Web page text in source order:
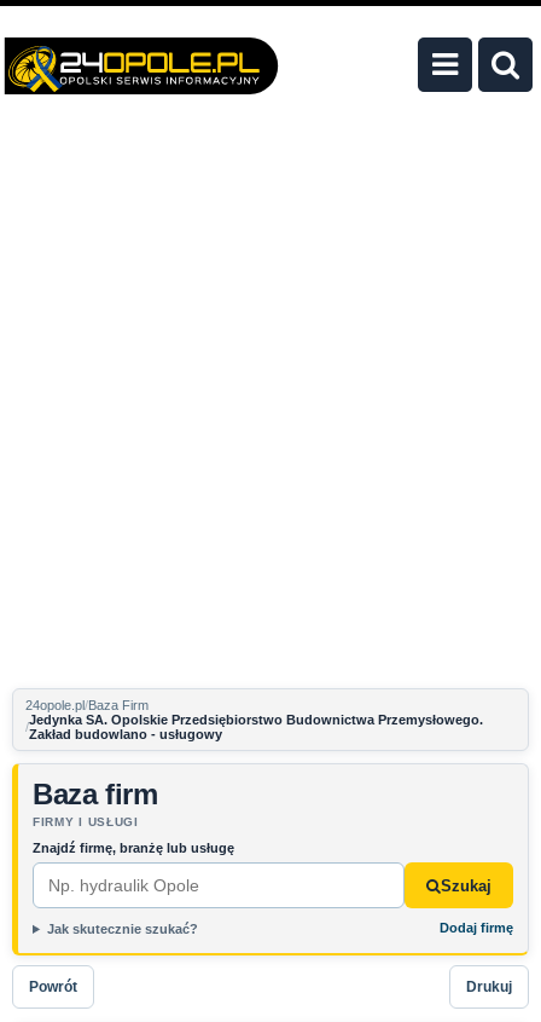
24opole.pl Baza Firm
Jedynka SA. Opolskie Przedsiębiorstwo Budownictwa Przemysłowego.
Zakład budowlano - usługowy
Baza firm
FIRMY I USŁUGI
Znajdź firmę, branżę lub usługę
Szukaj
Jak skutecznie szukać? Dodaj firmę
Powrót Drukuj